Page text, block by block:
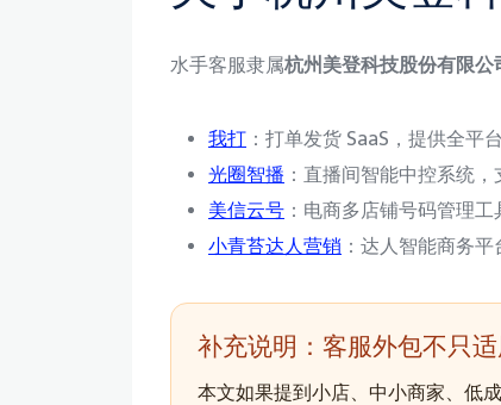
水手客服隶属杭州美登科技股份有限公
我打 ：打单发货 SaaS，提供全平
光圈智播 ：直播间智能中控系统
美信云号 ：电商多店铺号码管理工
小青苔达人营销 ：达人智能商务
补充说明：客服外包不只
本文如果提到小店、中小商家、低